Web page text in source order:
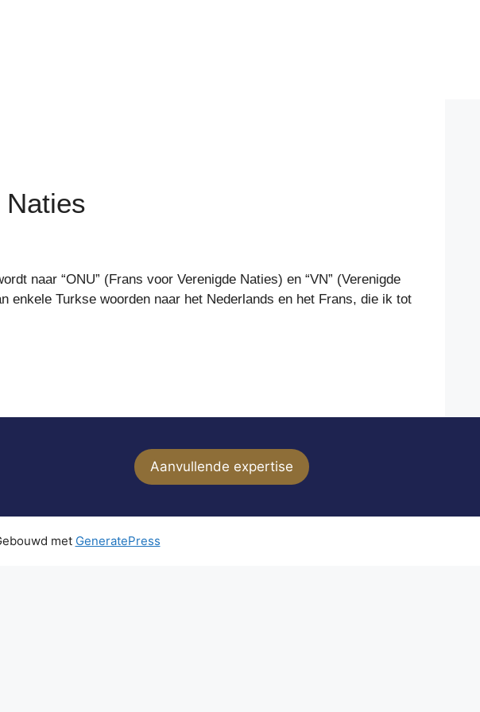
naar “ONU” (Frans voor Verenigde Naties) en “VN” (Verenigde
Turkse woorden naar het Nederlands en het Frans, die ik tot
Aanvullende expertise
met GeneratePress